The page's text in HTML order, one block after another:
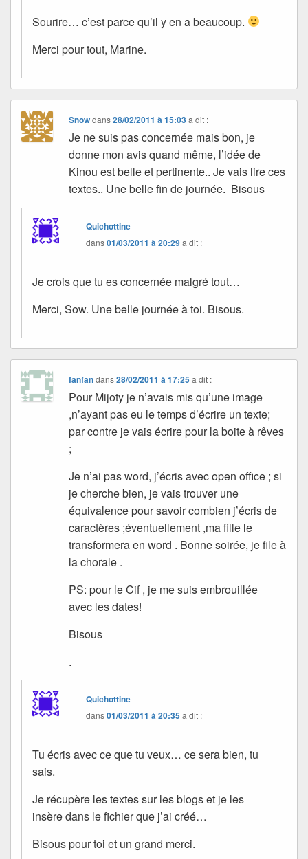
Sourire… c’est parce qu’il y en a beaucoup.
Merci pour tout, Marine.
Snowdans28/02/2011 à 15:03 a dit :
Je ne suis pas concernée mais bon, je
donne mon avis quand même, l’idée de
Kinou est belle et pertinente.. Je vais lire ces
textes.. Une belle fin de journée. Bisous
Quichottine
dans01/03/2011 à 20:29a dit :
Je crois que tu es concernée malgré tout…
Merci, Sow. Une belle journée à toi. Bisous.
fanfandans28/02/2011 à 17:25 a dit :
Pour Mijoty je n’avais mis qu’une image
,n’ayant pas eu le temps d’écrire un texte;
par contre je vais écrire pour la boite à rêves
;
Je n’ai pas word, j’écris avec open office ; si
je cherche bien, je vais trouver une
équivalence pour savoir combien j’écris de
caractères ;éventuellement ,ma fille le
transformera en word . Bonne soirée, je file à
la chorale .
PS: pour le Cif , je me suis embrouillée
avec les dates!
Bisous
.
Quichottine
dans01/03/2011 à 20:35a dit :
Tu écris avec ce que tu veux… ce sera bien, tu
sais.
Je récupère les textes sur les blogs et je les
insère dans le fichier que j’ai créé…
Bisous pour toi et un grand merci.